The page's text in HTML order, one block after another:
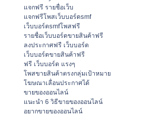
แจกฟรี รายชื่อเว็บ
แจกฟรีโพสเว็บบอร์ดsmf
เว็บบอร์ดsmfโพสฟรี
รายชื่อเว็บบอร์ดขายสินค้าฟรี
ลงประกาศฟรี เว็บบอร์ด
เว็บบอร์ดขายสินค้าฟรี
ฟรี เว็บบอร์ด แรงๆ
โพสขายสินค้าตรงกลุ่มเป้าหมาย
โฆษณาเลื่อนประกาศได้
ขายของออนไลน์
แนะนำ 6 วิธีขายของออนไลน์
อยากขายของออนไลน์